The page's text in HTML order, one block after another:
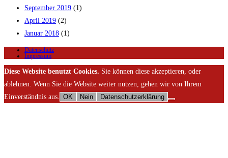
September 2019 (1)
April 2019 (2)
Januar 2018 (1)
Datenschutz
Impressum
Diese Website benutzt Cookies. Sie können diese akzeptieren, oder
ablehnen. Wenn Sie die Website weiter nutzen, gehen wir von Ihrem
Einverständnis aus. OK Nein Datenschutzerklärung